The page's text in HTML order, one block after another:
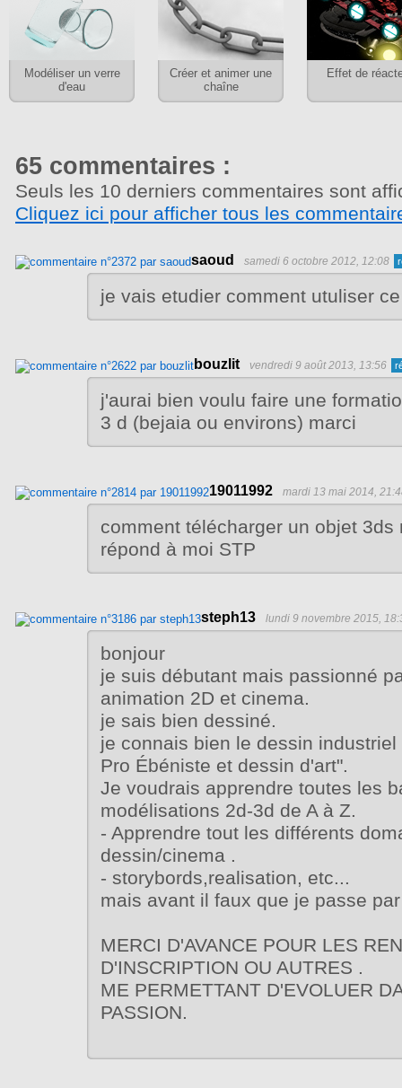
Modéliser un verre
d'eau
Créer et animer une
chaîne
Effet de
65 commentaires :
Seuls les 10 derniers commentaires sont
Cliquez ici pour afficher tous les
saoud samedi 6 octobre 2012, 12:08
je vais etudier comment utuliser
bouzlit vendredi 9 août 2013, 13:56
j'aurai bien voulu faire une
3 d (bejaia ou environs) marci
19011992 mardi 13 mai 2014,
comment télécharger un objet 3ds
répond à moi STP
steph13 lundi 9 novembre 2015,
bonjour
je suis débutant mais passionné
animation 2D et cinema.
je sais bien dessiné.
je connais bien le dessin
Pro Ébéniste et dessin d'art".
Je voudrais apprendre toutes les
modélisations 2d-3d de A à Z.
- Apprendre tout les différents
dessin/cinema .
- storybords,realisation, etc...
mais avant il faux que je passe
MERCI D'AVANCE POUR LES
D'INSCRIPTION OU AUTRES .
ME PERMETTANT D'EVOLUER
PASSION.